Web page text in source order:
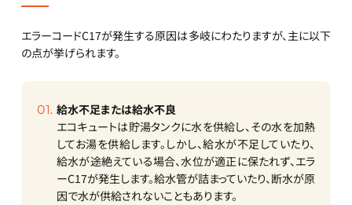
エラーコードC17が発生する原因は多岐にわたりますが、主に以下
の点が挙げられます。
給水不足または給水不良
エコキュートは貯湯タンクに水を供給し、その水を加熱
してお湯を供給します。しかし、給水が不足していたり、
給水が途絶えている場合、水位が適正に保たれず、エラ
ーC17が発生します。給水管が詰まっていたり、断水が原
因で水が供給されないこともあります。